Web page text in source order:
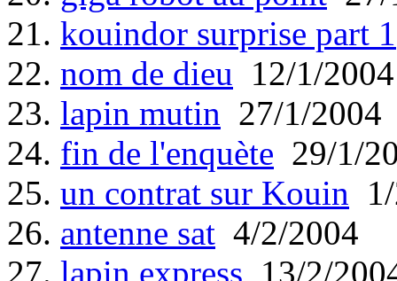
21. kouindor surprise part 1
22. nom de dieu 12/1/2004
23. lapin mutin 27/1/2004
24. fin de l'enquète 29/1/
25. un contrat sur Kouin
26. antenne sat 4/2/2004
27. lapin express 13/2/